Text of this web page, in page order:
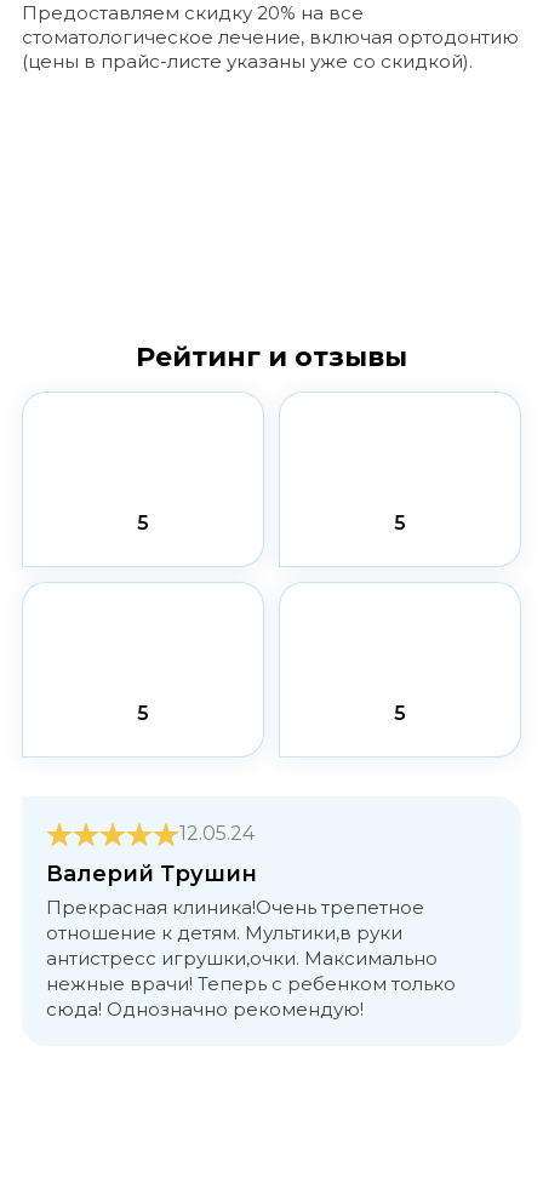
Предоставляем скидку 20% на все
стоматологическое лечение, включая ортодонтию
(цены в прайс-листе указаны уже со скидкой).
Рейтинг и отзывы
5 5
5 5
12.05.24
Валерий Трушин
Прекрасная клиника!Очень трепетное
отношение к детям. Мультики,в руки
антистресс игрушки,очки. Максимально
нежные врачи! Теперь с ребенком только
сюда! Однозначно рекомендую!